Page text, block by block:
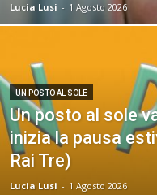
Lucia Lusi - 1 Agosto 2026
UN POSTO AL SOLE
Un posto al sole
inizia la pausa
Rai Tre)
Lucia Lusi - 1 Agosto 2026